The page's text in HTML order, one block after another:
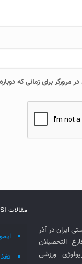
مرورگر برای زمانی که
ایران در آذر
فارغ التحصیلان
ورزشی
مقالات ISI